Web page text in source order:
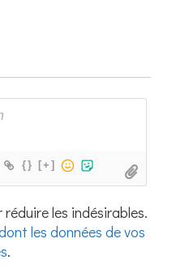
{} [+]
les indésirables.
les données de vos
.